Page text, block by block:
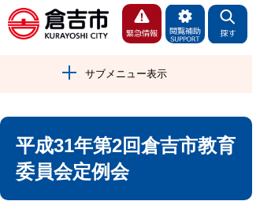
サブメニュー表示
平成31年第2回倉吉市教育
委員会定例会